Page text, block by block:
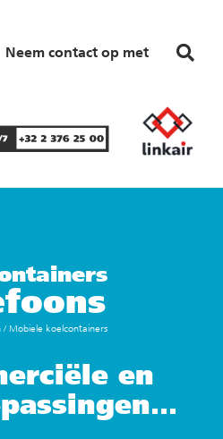
Neem contact op met
/ Mobiele koelcontainers
en